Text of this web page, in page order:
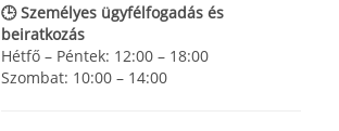
🕒 Személyes ügyfélfogadás és
beiratkozás
Hétfő – Péntek: 12:00 – 18:00
Szombat: 10:00 – 14:00